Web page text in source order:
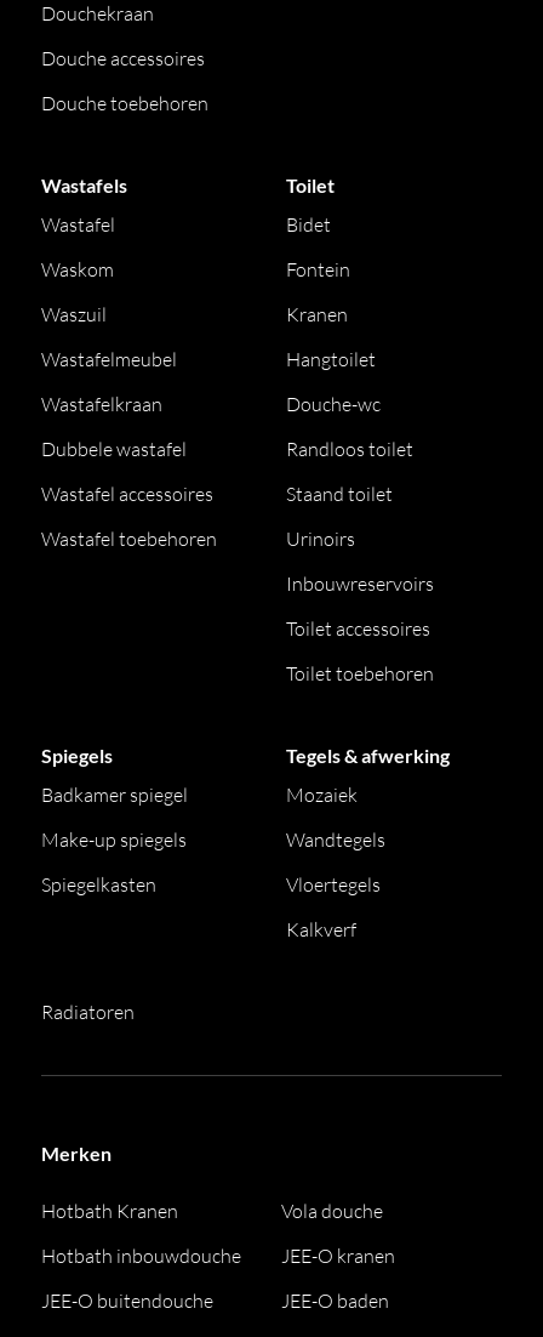
Douchekraan
Douche accessoires
Douche toebehoren
Wastafels
Wastafel
Waskom
Waszuil
Wastafelmeubel
Wastafelkraan
Dubbele wastafel
Wastafel accessoires
Wastafel toebehoren
Toilet
Bidet
Fontein
Kranen
Hangtoilet
Douche-wc
Randloos toilet
Staand toilet
Urinoirs
Inbouwreservoirs
Toilet accessoires
Toilet toebehoren
Spiegels
Badkamer spiegel
Make-up spiegels
Spiegelkasten
Tegels & afwerking
Mozaiek
Wandtegels
Vloertegels
Kalkverf
Radiatoren
Merken
Hotbath Kranen
Hotbath inbouwdouche
JEE-O buitendouche
Vola douche
JEE-O kranen
JEE-O baden